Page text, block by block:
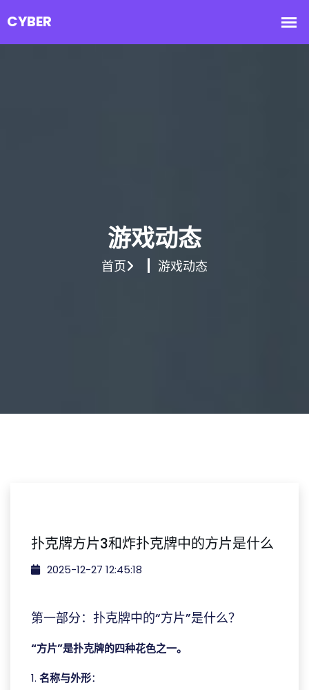
游戏动态
首页 游戏动态
扑克牌方片3和炸扑克牌中的方片是什么
2025-12-27 12:45:18
第一部分：扑克牌中的“方片”是什么？
“方片”是扑克牌的四种花色之一。
1. 名称与外形：